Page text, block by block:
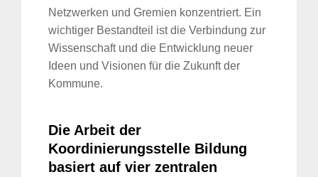
Netzwerken und Gremien konzentriert. Ein
wichtiger Bestandteil ist die Verbindung zur
Wissenschaft und die Entwicklung neuer
Ideen und Visionen für die Zukunft der
Kommune.
Die Arbeit der
Koordinierungsstelle Bildung
basiert auf vier zentralen